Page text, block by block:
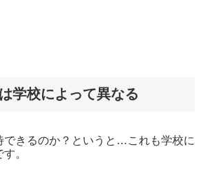
学校によって異なる
できるのか？というと…これも学校に
。